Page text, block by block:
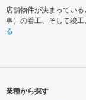
店舗物件が決まってい
事）の着工、そして竣
る
業種から探す